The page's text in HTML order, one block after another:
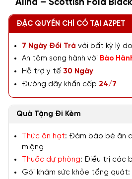
Alina – Scottish Fold
ĐẶC QUYỀN CHỈ CÓ TẠI AZPET
7 Ngày Đổi Trả với bất kỳ lý
An tâm song hành với Bảo
Hỗ trợ y tế 30 Ngày
Đường dây khẩn cấp 24/7
Quà Tặng Đi Kèm
Thức ăn hạt: Đảm bảo bé ăn
miệng
Thuốc dự phòng: Điều trị các
Gói khám sức khỏe tổng quát: